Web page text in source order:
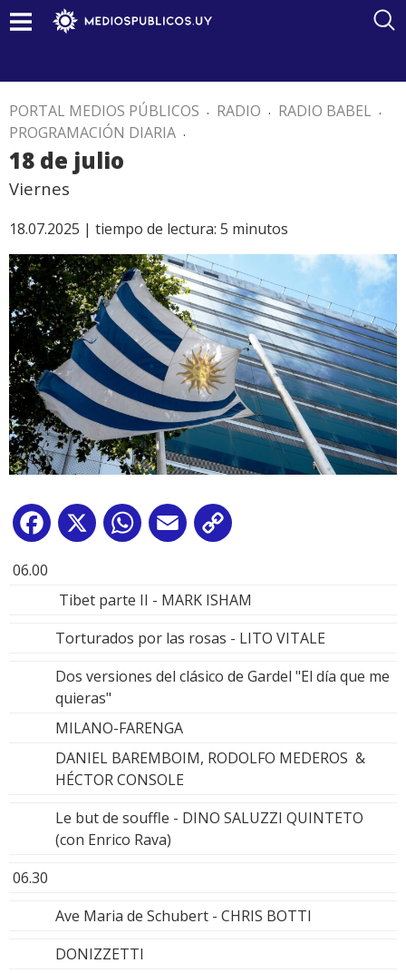
PORTAL MEDIOS PÚBLICOS . RADIO . RADIO BABEL .
PROGRAMACIÓN DIARIA .
18 de julio
Viernes
18.07.2025 | tiempo de lectura: 5 minutos
Facebook
X WhatsApp
Email
06.00
Tibet parte II - MARK ISHAM
Torturados por las rosas - LITO VITALE
Dos versiones del clásico de Gardel "El día que me
quieras"
MILANO-FARENGA
DANIEL BAREMBOIM, RODOLFO MEDEROS &
HÉCTOR CONSOLE
Le but de souffle - DINO SALUZZI QUINTETO
(con Enrico Rava)
06.30
Ave Maria de Schubert - CHRIS BOTTI
DONIZZETTI